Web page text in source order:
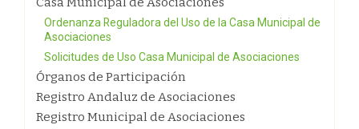
Ordenanza Reguladora del Uso de la Casa Municipal de
Asociaciones
Solicitudes de Uso Casa Municipal de Asociaciones
Órganos de Participación
Registro Andaluz de Asociaciones
Registro Municipal de Asociaciones